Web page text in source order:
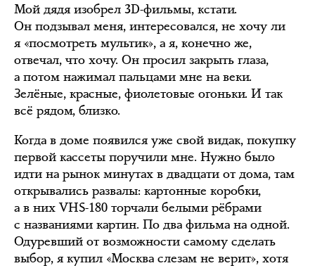
Мой дядя изобрел 3D-фильмы, кстати.
Он подзывал меня, интересовался, не хочу ли
я «посмотреть мультик», а я, конечно же,
отвечал, что хочу. Он просил закрыть глаза,
а потом нажимал пальцами мне на веки.
Зелёные, красные, фиолетовые огоньки. И так
всё рядом, близко.
Когда в доме появился уже свой видак, покупку
первой кассеты поручили мне. Нужно было
идти на рынок минутах в двадцати от дома, там
открывались развалы: картонные коробки,
а в них VHS-180 торчали белыми рёбрами
с названиями картин. По два фильма на одной.
Одуревший от возможности самому сделать
выбор, я купил «Москва слезам не верит», хотя